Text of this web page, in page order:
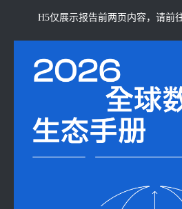
H5仅展示报告前两页内容，请前